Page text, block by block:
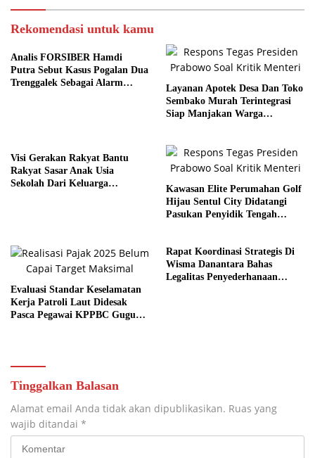
Rekomendasi untuk kamu
Analis FORSIBER Hamdi
Putra Sebut Kasus Pogalan Dua
Trenggalek Sebagai Alarm
Layanan Apotek Desa Dan Toko
Sembako Murah Terintegrasi
Siap Manjakan Warga
Visi Gerakan Rakyat Bantu
Rakyat Sasar Anak Usia
Sekolah Dari Keluarga
Kawasan Elite Perumahan Golf
Hijau Sentul City Didatangi
Pasukan Penyidik Tengah
Evaluasi Standar Keselamatan
Kerja Patroli Laut Didesak
Pasca Pegawai KPPBC Gugur
Rapat Koordinasi Strategis Di
Wisma Danantara Bahas
Legalitas Penyederhanaan
Tinggalkan Balasan
Alamat email Anda tidak akan dipublikasikan. Ruas yang
wajib ditandai *